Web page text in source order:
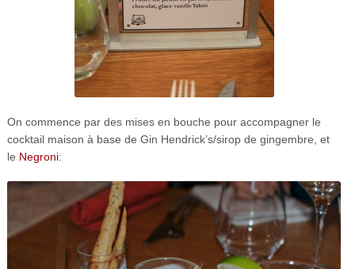
On commence par des mises en bouche pour accompagner le
cocktail maison à base de Gin Hendrick’s/sirop de gingembre, et
le Negroni: